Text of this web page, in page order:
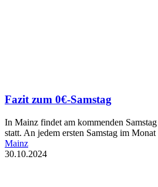
Fazit zum 0€-Samstag
In Mainz findet am kommenden
statt. An jedem ersten Samstag im
Mainz
30.10.2024